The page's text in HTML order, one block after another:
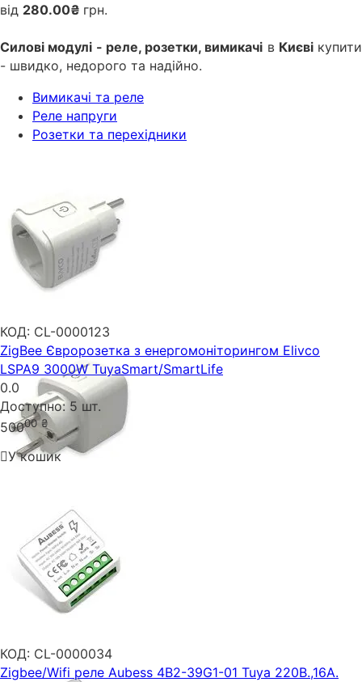
від 280.00₴ грн.
Силові модулі - реле, розетки, вимикачі в Києвікупити
- швидко, недорого та надійно.
Вимикачі та реле
Реле напруги
Розетки та перехідники
КОД: CL-0000123
ZigBee Євророзетка з енергомоніторингом Elivco
LSPA9 3000W TuyaSmart/SmartLife
0.0
Доступно: 5 шт.
50000 ₴
У кошик
КОД: CL-0000034
Zigbee/Wifi реле Aubess 4B2-39G1-01 Tuya 220В.,16A.